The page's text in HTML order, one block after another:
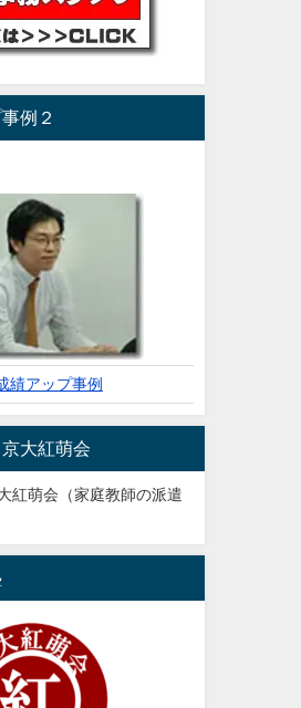
例２
績アップ事例
大紅萌会
紅萌会（家庭教師の派遣